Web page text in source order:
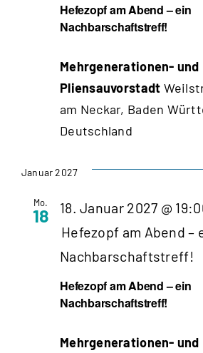
Hefezopf am Abend – ein
Nachbarschaftstreff!
Mehrgenerationen- und
Pliensauvorstadt
am Neckar, Baden
Deutschland
Januar 2027
Mo.
18
Hefezopf am Abend – ein
Nachbarschaftstreff!
18. Januar 2027 @
Hefezopf am Abend –
Nachbarschaftstreff!
Mehrgenerationen- und